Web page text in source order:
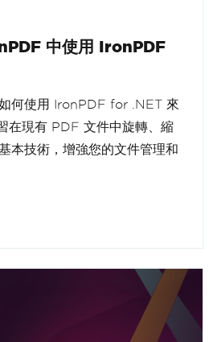
中使用 IronPDF
何使用 IronPDF for .NET 來
在現有 PDF 文件中旋轉、縮
本技術，增強您的文件管理和